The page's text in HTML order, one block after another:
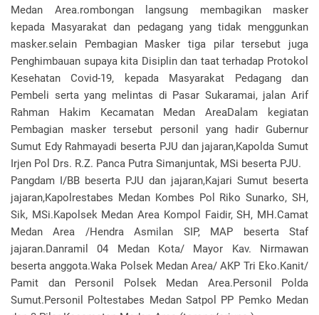
Medan Area.rombongan langsung membagikan masker
kepada Masyarakat dan pedagang yang tidak menggunkan
masker.selain Pembagian Masker tiga pilar tersebut juga
Penghimbauan supaya kita Disiplin dan taat terhadap Protokol
Kesehatan Covid-19, kepada Masyarakat Pedagang dan
Pembeli serta yang melintas di Pasar Sukaramai, jalan Arif
Rahman Hakim Kecamatan Medan AreaDalam kegiatan
Pembagian masker tersebut personil yang hadir Gubernur
Sumut Edy Rahmayadi beserta PJU dan jajaran,Kapolda Sumut
Irjen Pol Drs. R.Z. Panca Putra Simanjuntak, MSi beserta PJU.
Pangdam I/BB beserta PJU dan jajaran,Kajari Sumut beserta
jajaran,Kapolrestabes Medan Kombes Pol Riko Sunarko, SH,
Sik, MSi.Kapolsek Medan Area Kompol Faidir, SH, MH.Camat
Medan Area /Hendra Asmilan SIP, MAP beserta Staf
jajaran.Danramil 04 Medan Kota/ Mayor Kav. Nirmawan
beserta anggota.Waka Polsek Medan Area/ AKP Tri Eko.Kanit/
Pamit dan Personil Polsek Medan Area.Personil Polda
Sumut.Personil Poltestabes Medan Satpol PP Pemko Medan